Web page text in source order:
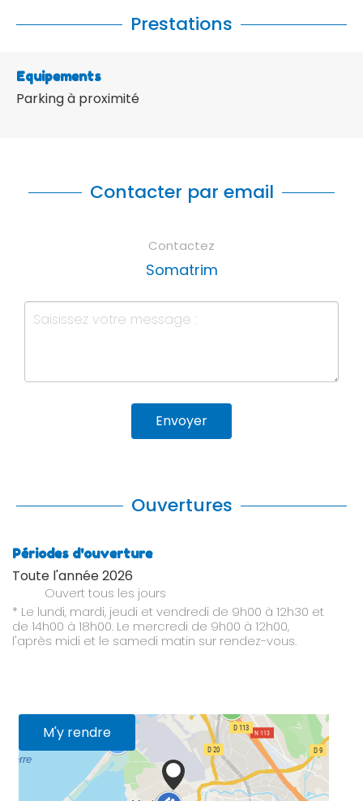
Prestations
Equipements
Parking à proximité
Contacter par email
Contactez
Somatrim
Envoyer
Ouvertures
Périodes d'ouverture
Toute l'année 2026
Ouvert tous les jours
* Le lundi, mardi, jeudi et vendredi de 9h00 à 12h30 et
de 14h00 à 18h00. Le mercredi de 9h00 à 12h00,
l'après midi et le samedi matin sur rendez-vous.
M'y rendre